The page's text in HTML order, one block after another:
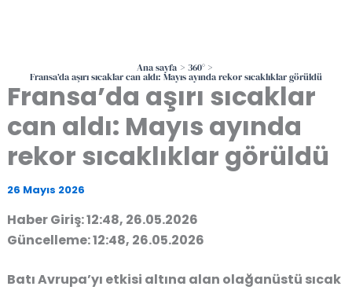
Ana sayfa 360°
Fransa’da aşırı sıcaklar can aldı: Mayıs ayında rekor sıcaklıklar görüldü
Fransa’da aşırı sıcaklar
can aldı: Mayıs ayında
rekor sıcaklıklar görüldü
26 Mayıs 2026
Haber Giriş: 12:48, 26.05.2026
Güncelleme: 12:48, 26.05.2026
Batı Avrupa’yı etkisi altına alan olağanüstü sıcak